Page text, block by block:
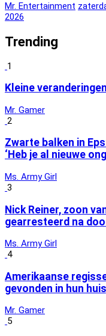
Mr. Entertainment
2026
Trending
1
Kleine
Mr. Gamer
2
Zwarte balken in
‘Heb je al nieuwe
Ms. Army Girl
3
Nick Reiner, zoon
gearresteerd na
Ms. Army Girl
4
Amerikaanse
gevonden in hun
Mr. Gamer
5